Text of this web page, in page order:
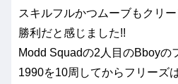
スキルフルかつムーブもクリ
勝利だと感じました!!
Modd Squadの2人目のBboyの
1990を10周してからフリーズ